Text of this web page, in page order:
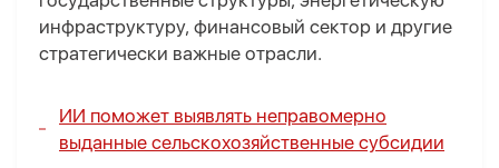
инфраструктуру, финансовый сектор и другие
стратегически важные отрасли.
ИИ поможет выявлять неправомерно
выданные сельскохозяйственные субсидии